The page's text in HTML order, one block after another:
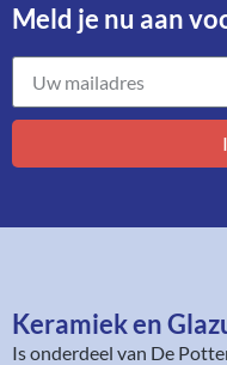
Meld je nu aan
Keramiek en
Is onderdeel van De